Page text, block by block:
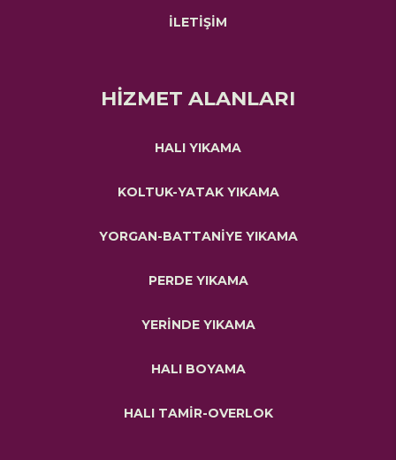
İLETİŞİM
HİZMET ALANLARI
HALI YIKAMA
KOLTUK-YATAK YIKAMA
YORGAN-BATTANİYE YIKAMA
PERDE YIKAMA
YERİNDE YIKAMA
HALI BOYAMA
HALI TAMİR-OVERLOK